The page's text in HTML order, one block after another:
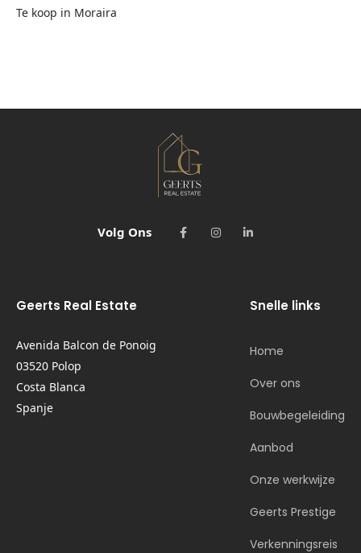
Te koop in Moraira
Volg Ons
Geerts Real Estate
Avenida Balcon de Ponoig
03520 Polop
Costa Blanca
Spanje
Snelle links
Home
Over ons
Bouwbegeleiding
Aanbod
Onze werkwijze
Geerts Prestige
Verkenningsreis